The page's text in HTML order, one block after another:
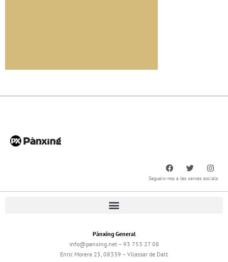
Segueix-nos a les xarxes socials
Pànxing General
info@panxing.net – 93 753 27 08
Enric Morera 25, 08339 – Vilassar de Dalt